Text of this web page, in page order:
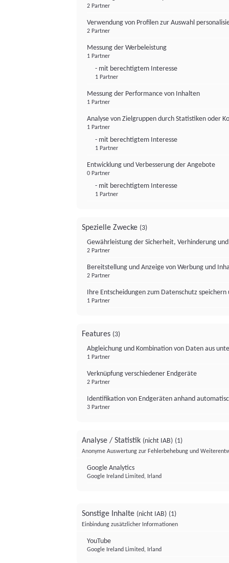
2 Partner
Verwendung von Profilen zur Auswahl
2 Partner
Messung der Werbeleistung
1 Partner
- mit berechtigtem Interesse
1 Partner
Messung der Performance von Inhalten
1 Partner
Analyse von Zielgruppen durch Statistiken oder
1 Partner
- mit berechtigtem Interesse
1 Partner
Entwicklung und Verbesserung der Angebote
0 Partner
- mit berechtigtem Interesse
1 Partner
Spezielle Zwecke (3)
Gewährleistung der Sicherheit, Verhinderung
2 Partner
Bereitstellung und Anzeige von Werbung und
2 Partner
Ihre Entscheidungen zum Datenschutz
1 Partner
Features (3)
Abgleichung und Kombination von Daten aus
1 Partner
Verknüpfung verschiedener Endgeräte
2 Partner
Identifikation von Endgeräten anhand
3 Partner
Analyse / Statistik (nicht IAB) (1)
Anonyme Auswertung zur Fehlerbehebung und
Google Analytics
Google Ireland Limited, Irland
Sonstige Inhalte (nicht IAB) (1)
Einbindung zusätzlicher Informationen
YouTube
Google Ireland Limited, Irland